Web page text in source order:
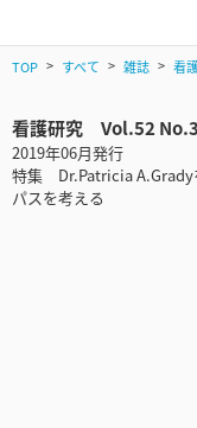
TOP すべて 雑誌 看
看護研究 Vol.52 No.3
2019年06月発行
特集 Dr.Patricia A.Grady
パスを考える